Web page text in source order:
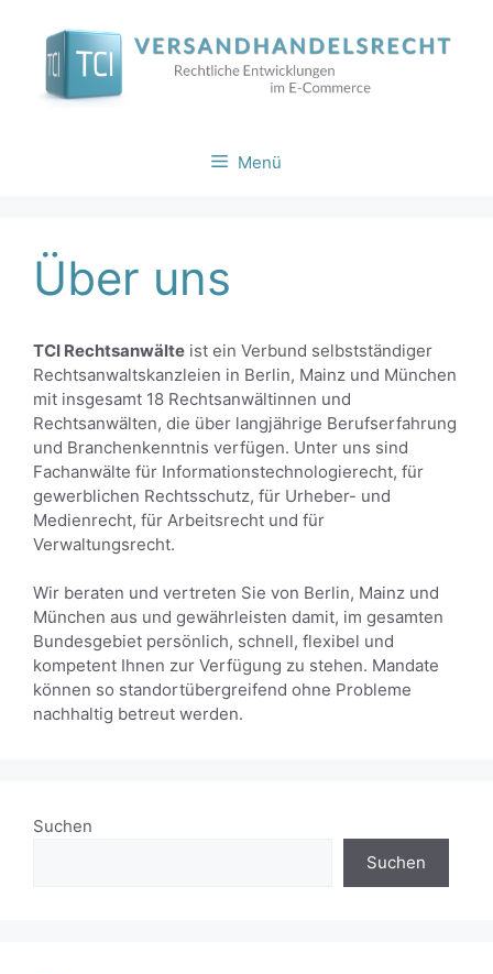
springen
Menü
Über uns
TCI Rechtsanwälte ist ein Verbund selbstständiger
Rechtsanwaltskanzleien in Berlin, Mainz und München
mit insgesamt 18 Rechtsanwältinnen und
Rechtsanwälten, die über langjährige Berufserfahrung
und Branchenkenntnis verfügen. Unter uns sind
Fachanwälte für Informationstechnologierecht, für
gewerblichen Rechtsschutz, für Urheber- und
Medienrecht, für Arbeitsrecht und für
Verwaltungsrecht.
Wir beraten und vertreten Sie von Berlin, Mainz und
München aus und gewährleisten damit, im gesamten
Bundesgebiet persönlich, schnell, flexibel und
kompetent Ihnen zur Verfügung zu stehen. Mandate
können so standortübergreifend ohne Probleme
nachhaltig betreut werden.
Suchen
Suchen